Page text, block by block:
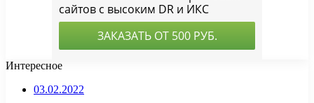
Интересное
03.02.2022